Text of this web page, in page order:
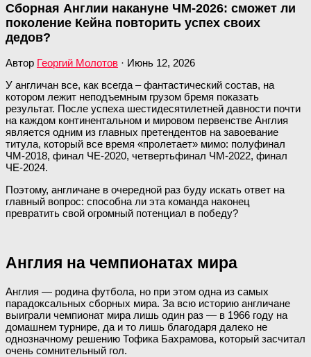
Сборная Англии накануне ЧМ-2026: сможет ли
поколение Кейна повторить успех своих
дедов?
Автор Георгий Молотов · Июнь 12, 2026
У англичан все, как всегда – фантастический состав, на
котором лежит неподъемным грузом бремя показать
результат. После успеха шестидесятилетней давности почти
на каждом континентальном и мировом первенстве Англия
является одним из главных претендентов на завоевание
титула, который все время «пролетает» мимо: полуфинал
ЧМ-2018, финал ЧЕ-2020, четвертьфинал ЧМ-2022, финал
ЧЕ-2024.
Поэтому, англичане в очередной раз буду искать ответ на
главный вопрос: способна ли эта команда наконец
превратить свой огромный потенциал в победу?
Англия на чемпионатах мира
Англия — родина футбола, но при этом одна из самых
парадоксальных сборных мира. За всю историю англичане
выиграли чемпионат мира лишь один раз — в 1966 году на
домашнем турнире, да и то лишь благодаря далеко не
однозначному решению Тофика Бахрамова, который засчитал
очень сомнительный гол.